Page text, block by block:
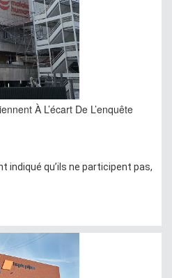
À L’écart De L’enquête
indiqué qu’ils ne participent pas,